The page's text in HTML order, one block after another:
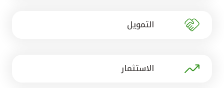
مصر
التمويل
الاستثمار